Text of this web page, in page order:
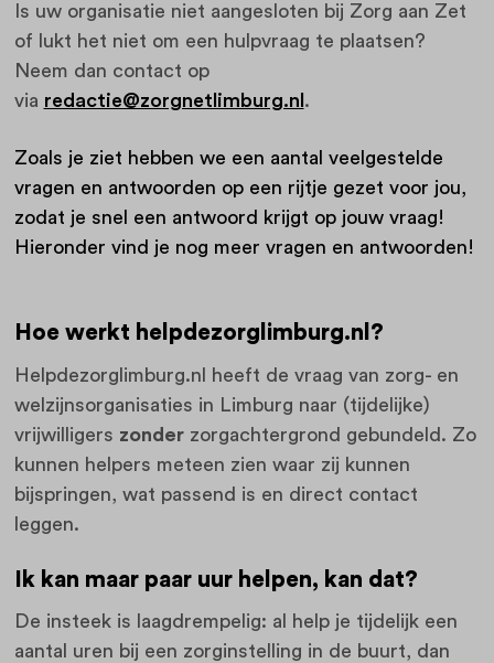
Is uw organisatie niet aangesloten bij Zorg aan Zet
of lukt het niet om een hulpvraag te plaatsen?
Neem dan contact op
via redactie@zorgnetlimburg.nl .
Zoals je ziet hebben we een aantal veelgestelde
vragen en antwoorden op een rijtje gezet voor jou,
zodat je snel een antwoord krijgt op jouw vraag!
Hieronder vind je nog meer vragen en antwoorden!
Hoe werkt helpdezorglimburg.nl?
Helpdezorglimburg.nl heeft de vraag van zorg- en
welzijnsorganisaties in Limburg naar (tijdelijke)
vrijwilligers zonderzorgachtergrond gebundeld. Zo
kunnen helpers meteen zien waar zij kunnen
bijspringen, wat passend is en direct contact
leggen.
Ik kan maar paar uur helpen, kan dat?
De insteek is laagdrempelig: al help je tijdelijk een
aantal uren bij een zorginstelling in de buurt, dan